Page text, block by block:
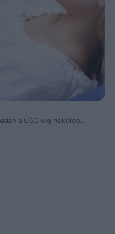
USG u ginekologa,
badań HCG i